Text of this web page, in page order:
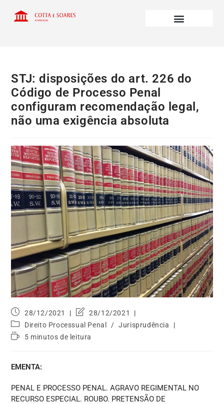
STJ: disposições do art. 226 do
Código de Processo Penal
configuram recomendação legal,
não uma exigência absoluta
28/12/2021
28/12/2021
Direito Processual Penal
/ Jurisprudência
5 minutos de leitura
EMENTA:
PENAL E PROCESSO PENAL. AGRAVO REGIMENTAL NO
RECURSO ESPECIAL. ROUBO. PRETENSÃO DE